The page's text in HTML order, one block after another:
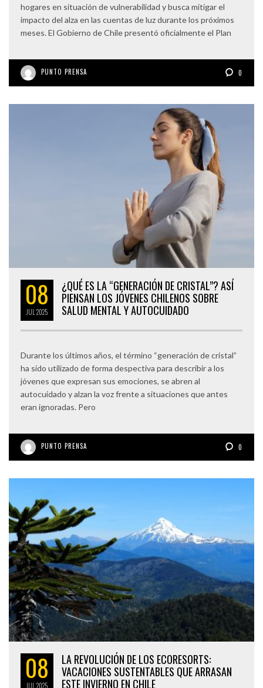
hogares en situación de vulnerabilidad y busca mitigar el
impacto del alza en las cuentas de luz durante los próximos
meses. El Gobierno de Chile presentó oficialmente el Plan
PUNTO PRENSA 0
08
JUL 2025
¿QUÉ ES LA “GENERACIÓN DE CRISTAL”? ASÍ
PIENSAN LOS JÓVENES CHILENOS SOBRE
SALUD MENTAL Y AUTOCUIDADO
Durante los últimos años, el término “generación de cristal”
ha sido utilizado de forma despectiva para describir a los
jóvenes que expresan sus emociones, se abren al
autocuidado y alzan la voz frente a situaciones que antes
eran ignoradas. Pero
PUNTO PRENSA 0
08
JUL2025
LA REVOLUCIÓN DE LOS ECORESORTS:
VACACIONES SUSTENTABLES QUE ARRASAN
ESTE INVIERNO EN CHILE